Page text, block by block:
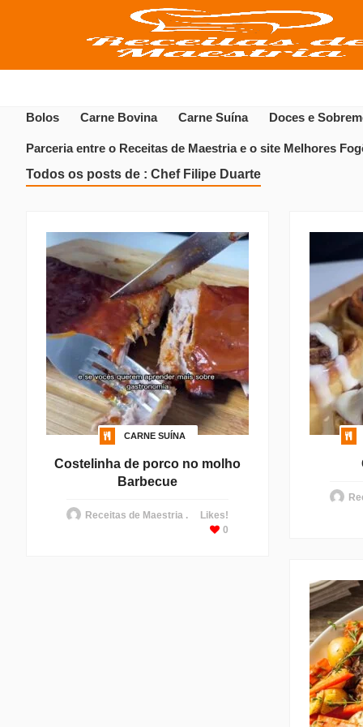
Bolos Carne Bovina Carne Suína Doces e
Parceria entre o Receitas de Maestria e o site Melhores
Todos os posts de : Chef Filipe Duarte
CARNE SUÍNA
Costelinha de porco no molho
Barbecue
Receitas de Maestria .
Likes!
0